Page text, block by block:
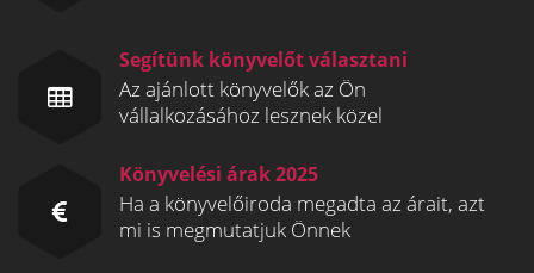
Segítünk könyvelőt választani
Az ajánlott könyvelők az Ön
vállalkozásához lesznek közel
Könyvelési árak 2025
Ha a könyvelőiroda megadta az árait, azt
mi is megmutatjuk Önnek